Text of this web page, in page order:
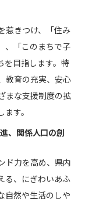
惹きつけ、「住み
、「このまちで子
を目指します。特
教育の充実、安心
まな支援制度の拡
す。
、関係人口の創
ド力を高め、県内
る、にぎわいあふ
自然や生活のしや